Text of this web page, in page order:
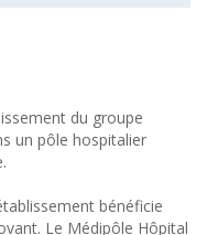
du groupe
un pôle hospitalier
bénéficie
Le Médipôle Hôpital